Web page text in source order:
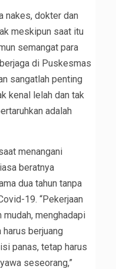
nakes, dokter dan
meskipun saat itu
semangat para
di Puskesmas
sangatlah penting
kenal lelah dan tak
adalah
menangani
beratnya
dua tahun tanpa
19. “Pekerjaan
menghadapi
berjuang
panas, tetap harus
seseorang,”